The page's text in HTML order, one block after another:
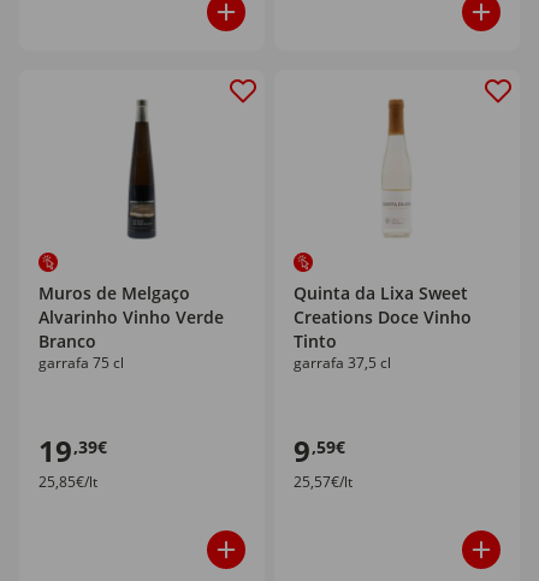
Muros de Melgaço
Alvarinho Vinho Verde
Branco
garrafa 75 cl
19,39€
25,85€/lt
Quinta da Lixa Sweet
Creations Doce Vinho
Tinto
garrafa 37,5 cl
9,59€
25,57€/lt